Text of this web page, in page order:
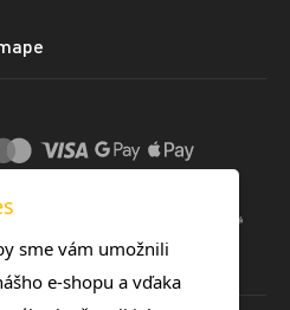
sme vám umožnili
e-shopu a vďaka